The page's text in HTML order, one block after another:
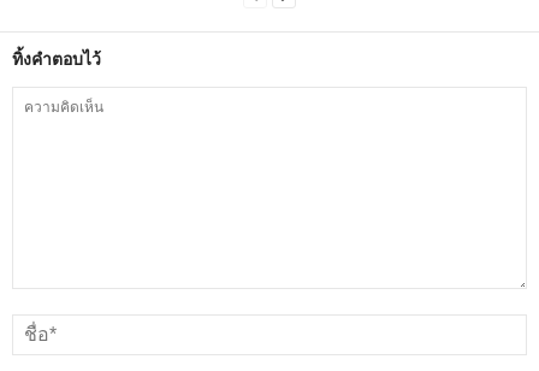
ทิ้งคำตอบไว้